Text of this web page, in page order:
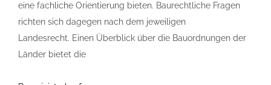
eine fachliche Orientierung bieten. Baurechtliche Fragen
richten sich dagegen nach dem jeweiligen
Landesrecht. Einen Überblick über die Bauordnungen der
Länder bietet die